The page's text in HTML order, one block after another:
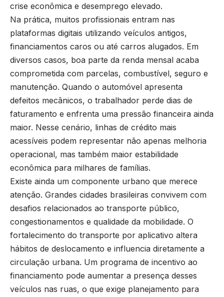
crise econômica e desemprego elevado.
Na prática, muitos profissionais entram nas
plataformas digitais utilizando veículos antigos,
financiamentos caros ou até carros alugados. Em
diversos casos, boa parte da renda mensal acaba
comprometida com parcelas, combustível, seguro e
manutenção. Quando o automóvel apresenta
defeitos mecânicos, o trabalhador perde dias de
faturamento e enfrenta uma pressão financeira ainda
maior. Nesse cenário, linhas de crédito mais
acessíveis podem representar não apenas melhoria
operacional, mas também maior estabilidade
econômica para milhares de famílias.
Existe ainda um componente urbano que merece
atenção. Grandes cidades brasileiras convivem com
desafios relacionados ao transporte público,
congestionamentos e qualidade da mobilidade. O
fortalecimento do transporte por aplicativo altera
hábitos de deslocamento e influencia diretamente a
circulação urbana. Um programa de incentivo ao
financiamento pode aumentar a presença desses
veículos nas ruas, o que exige planejamento para